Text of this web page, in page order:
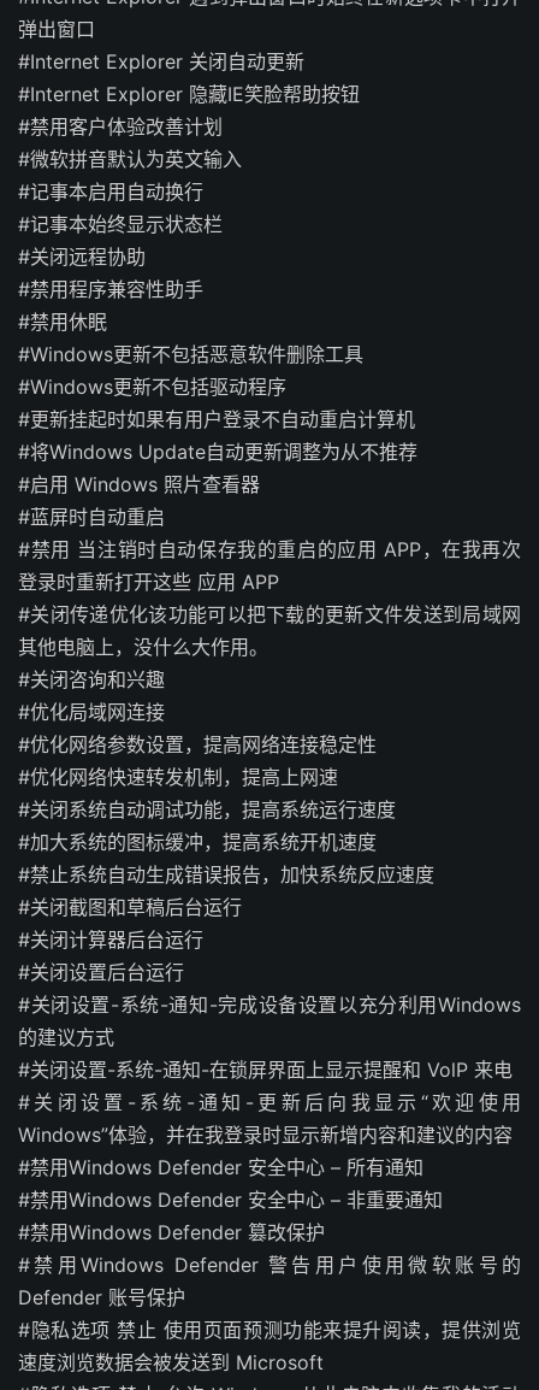
弹出窗口
#Internet Explorer 关闭自动更新
#Internet Explorer 隐藏IE笑脸帮助按钮
#禁用客户体验改善计划
#微软拼音默认为英文输入
#记事本启用自动换行
#记事本始终显示状态栏
#关闭远程协助
#禁用程序兼容性助手
#禁用休眠
#Windows更新不包括恶意软件删除工具
#Windows更新不包括驱动程序
#更新挂起时如果有用户登录不自动重启计算机
#将Windows Update自动更新调整为从不推荐
#启用 Windows 照片查看器
#蓝屏时自动重启
#禁用 当注销时自动保存我的重启的应用 APP，在我再次
登录时重新打开这些 应用 APP
#关闭传递优化该功能可以把下载的更新文件发送到局域网
其他电脑上，没什么大作用。
#关闭咨询和兴趣
#优化局域网连接
#优化网络参数设置，提高网络连接稳定性
#优化网络快速转发机制，提高上网速
#关闭系统自动调试功能，提高系统运行速度
#加大系统的图标缓冲，提高系统开机速度
#禁止系统自动生成错误报告，加快系统反应速度
#关闭截图和草稿后台运行
#关闭计算器后台运行
#关闭设置后台运行
#关闭设置-系统-通知-完成设备设置以充分利用Windows
的建议方式
#关闭设置-系统-通知-在锁屏界面上显示提醒和 VolP 来电
#关闭设置-系统-通知-更新后向我显示“欢迎使用
Windows”体验，并在我登录时显示新增内容和建议的内容
#禁用Windows Defender 安全中心 – 所有通知
#禁用Windows Defender 安全中心 – 非重要通知
#禁用Windows Defender 篡改保护
#禁用Windows Defender 警告用户使用微软账号的
Defender 账号保护
#隐私选项 禁止 使用页面预测功能来提升阅读，提供浏览
速度浏览数据会被发送到 Microsoft